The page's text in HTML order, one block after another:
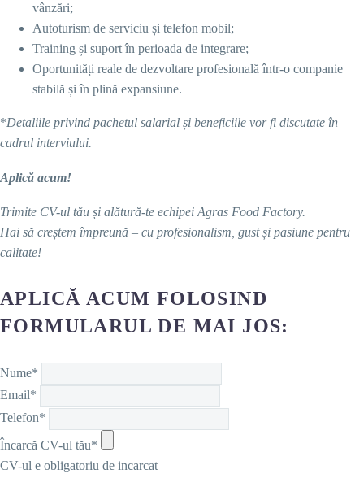
vânzări;
Autoturism de serviciu și telefon mobil;
Training și suport în perioada de integrare;
Oportunități reale de dezvoltare profesională într-o companie
stabilă și în plină expansiune.
*Detaliile privind pachetul salarial și beneficiile vor fi discutate în
cadrul interviului.
Aplică acum!
Trimite CV-ul tău și alătură-te echipei Agras Food Factory.
Hai să creștem împreună – cu profesionalism, gust și pasiune pentru
calitate!
APLICĂ ACUM FOLOSIND
FORMULARUL DE MAI JOS:
Nume*
Email*
Telefon*
Încarcă CV-ul tău*
CV-ul e obligatoriu de incarcat